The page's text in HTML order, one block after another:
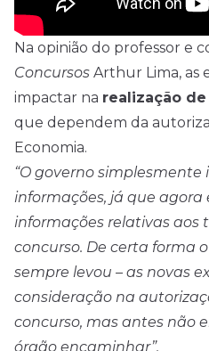
Na opinião do professor e
Concursos Arthur Lima, as
impactar na realização
que dependem da
Economia.
“O governo simplesmente
informações, já que agora
informações relativas aos
concurso. De certa forma
sempre levou – as novas
consideração na
concurso, mas antes não
órgão encaminhar”.